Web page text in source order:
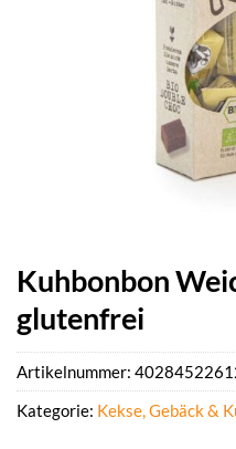
Kuhbonbon
glutenfrei
Artikelnummer:
Kategorie: Kekse, Gebäck &